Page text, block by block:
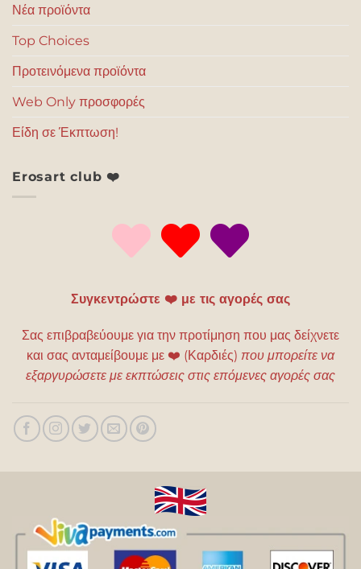
Νέα προϊόντα
Top Choices
Προτεινόμενα προϊόντα
Web Only προσφορές
Είδη σε Έκπτωση!
Erosart club ❤️
Συγκεντρώστε ❤️ με τις αγορές σας
Σας επιβραβεύουμε για την προτίμηση που μας δείχνετε
και σας ανταμείβουμε με ❤️ (Καρδιές) που μπορείτε να
εξαργυρώσετε με εκπτώσεις στις επόμενες αγορές σας